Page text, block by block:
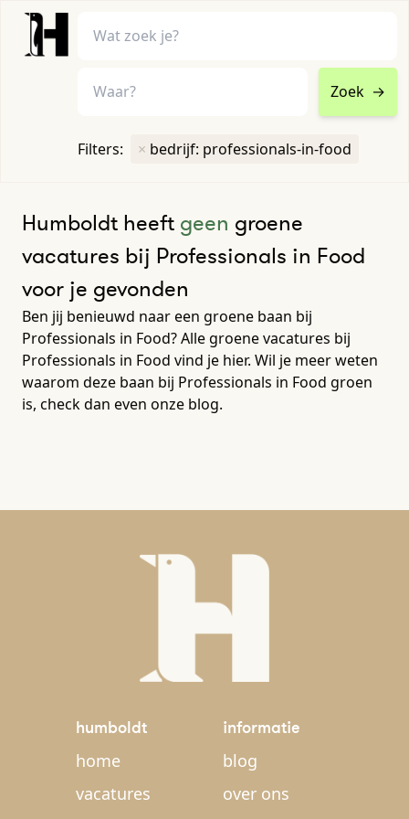
Zoek →
Filters: × bedrijf: professionals-in-food
Humboldt heeft geen groene
vacatures bij Professionals in Food
voor je gevonden
Ben jij benieuwd naar een groene baan bij
Professionals in Food? Alle groene vacatures bij
Professionals in Food vind je hier. Wil je meer weten
waarom deze baan bij Professionals in Food groen
is, check dan even onze blog.
humboldt
home
vacatures
informatie
blog
over ons